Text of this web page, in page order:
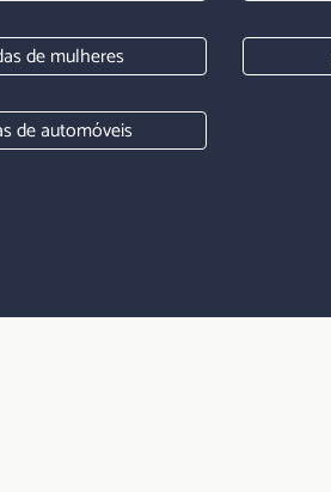
de mulheres
de automóveis